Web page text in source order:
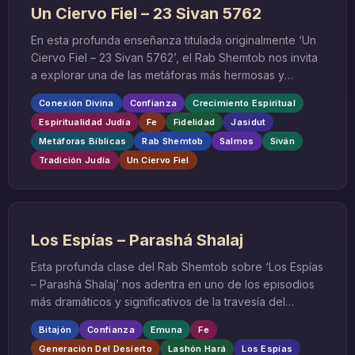
Un Ciervo Fiel – 23 Sivan 5762
En esta profunda enseñanza titulada originalmente ‘Un
Ciervo Fiel – 23 Sivan 5762’, el Rab Shemtob nos invita
a explorar una de las metáforas más hermosas y
significativas de la tradición judía: el ciervo como
símbolo de fidelidad, búsqueda espiritual y anhelo por
lo divino. Esta conferencia, correspondiente al mes
hebreo de Siván, nos sumerge en las profundidades
de la fe judía y la relación íntima entre el ser humano y
Conexión Divina Confianza
Crecimiento Espiritual
Espiritualidad Judía
Fe Fidelidad
Jasidut
Metáforas Bíblicas
Rab Shemtob Salmos
Siván
Tradición Judía
Un Ciervo Fiel
Los Espías – Parashá Shalaj
Esta profunda clase del Rab Shemtob sobre ‘Los Espías
– Parashá Shalaj’ nos adentra en uno de los episodios
más dramáticos y significativos de la travesía del
pueblo judío por el desierto. La parashá Shalaj, que
significa ‘envía’, relata la misión de los doce espías
Bitajón Confianza Emuna
Fe
Generación Del Desierto
Lashón Hará
Los Espías